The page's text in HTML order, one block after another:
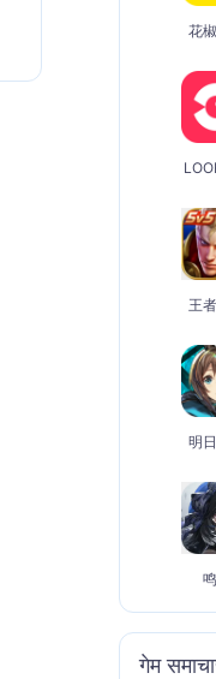
花
王
明
गेम